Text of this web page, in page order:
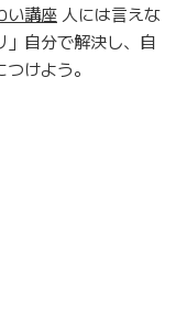
い講座 人には言えな
」自分で解決し、自
けよう。